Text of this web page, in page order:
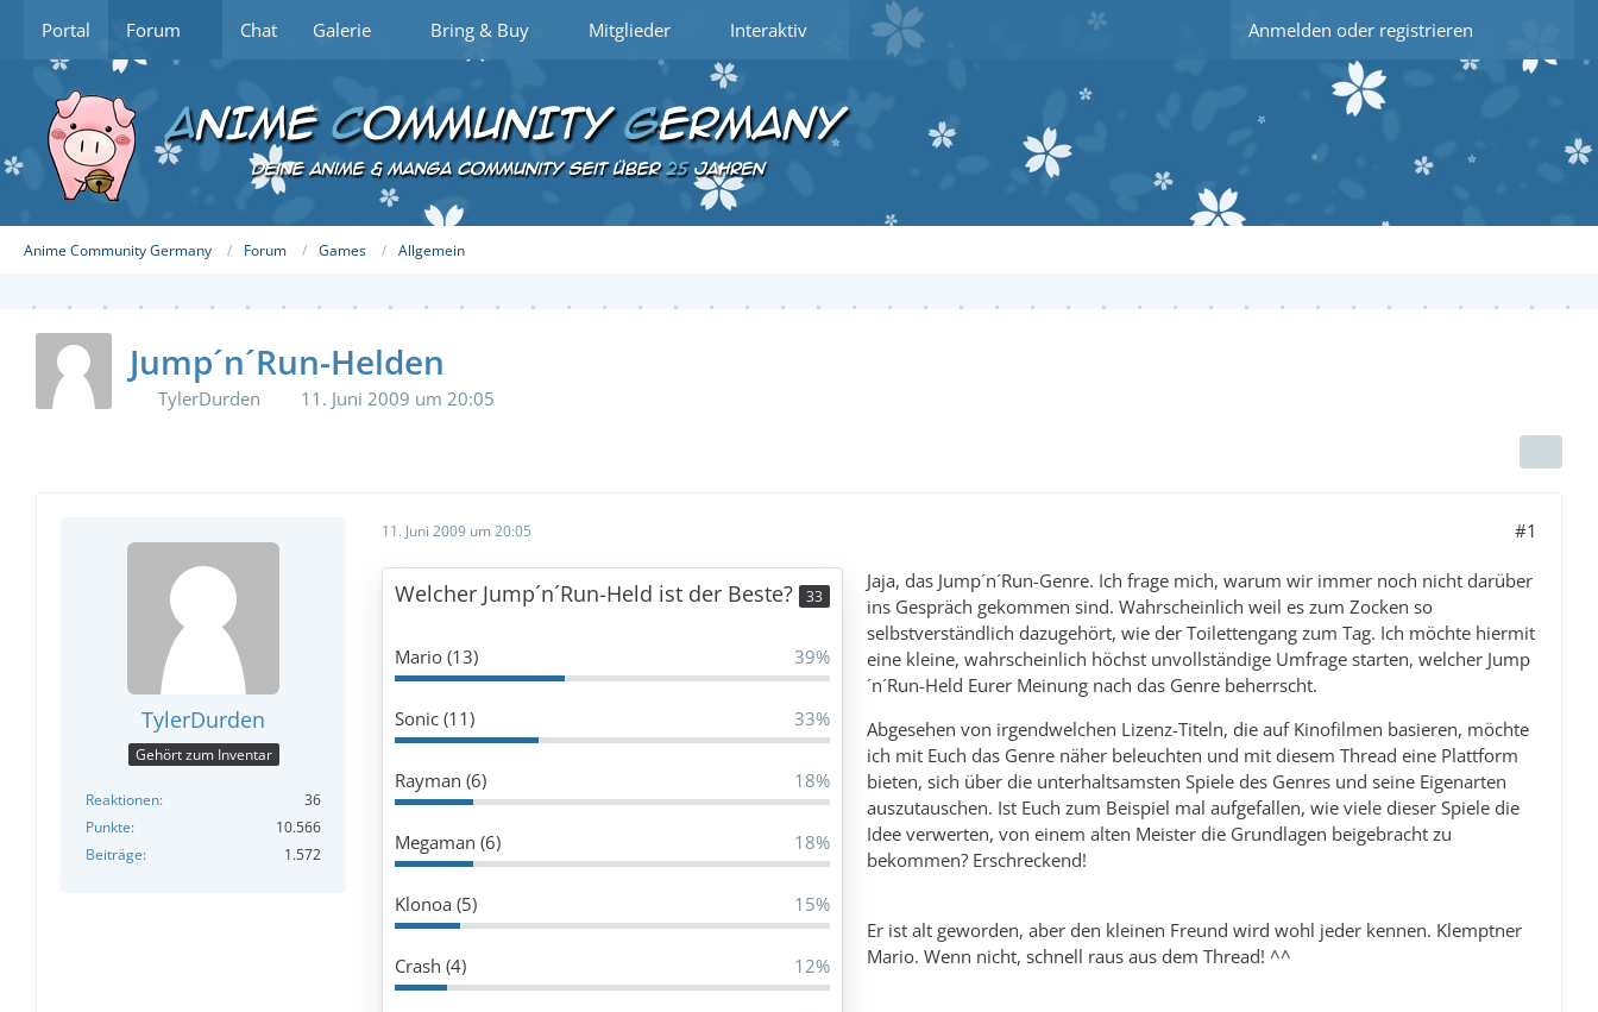
Portal Forum Chat Galerie Bring & Buy Mitglieder Interaktiv Anmelden oder registrieren
Anime Community Germany Forum Games Allgemein
Jump´n´Run-Helden
TylerDurden 11. Juni 2009 um 20:05
TylerDurden
Gehört zum Inventar
Reaktionen
36
Punkte
10.566
Beiträge
1.572
11. Juni 2009 um 20:05 #1
Welcher Jump´n´Run-Held ist der Beste? 33
Mario (13) 39%
Sonic (11) 33%
Rayman (6) 18%
Megaman (6) 18%
Klonoa (5) 15%
Crash (4) 12%
Jaja, das Jump´n´Run-Genre. Ich frage mich, warum wir immer noch nicht darüber
ins Gespräch gekommen sind. Wahrscheinlich weil es zum Zocken so
selbstverständlich dazugehört, wie der Toilettengang zum Tag. Ich möchte hiermit
eine kleine, wahrscheinlich höchst unvollständige Umfrage starten, welcher Jump
´n´Run-Held Eurer Meinung nach das Genre beherrscht.
Abgesehen von irgendwelchen Lizenz-Titeln, die auf Kinofilmen basieren, möchte
ich mit Euch das Genre näher beleuchten und mit diesem Thread eine Plattform
bieten, sich über die unterhaltsamsten Spiele des Genres und seine Eigenarten
auszutauschen. Ist Euch zum Beispiel mal aufgefallen, wie viele dieser Spiele die
Idee verwerten, von einem alten Meister die Grundlagen beigebracht zu
bekommen? Erschreckend!
Er ist alt geworden, aber den kleinen Freund wird wohl jeder kennen. Klemptner
Mario. Wenn nicht, schnell raus aus dem Thread! ^^